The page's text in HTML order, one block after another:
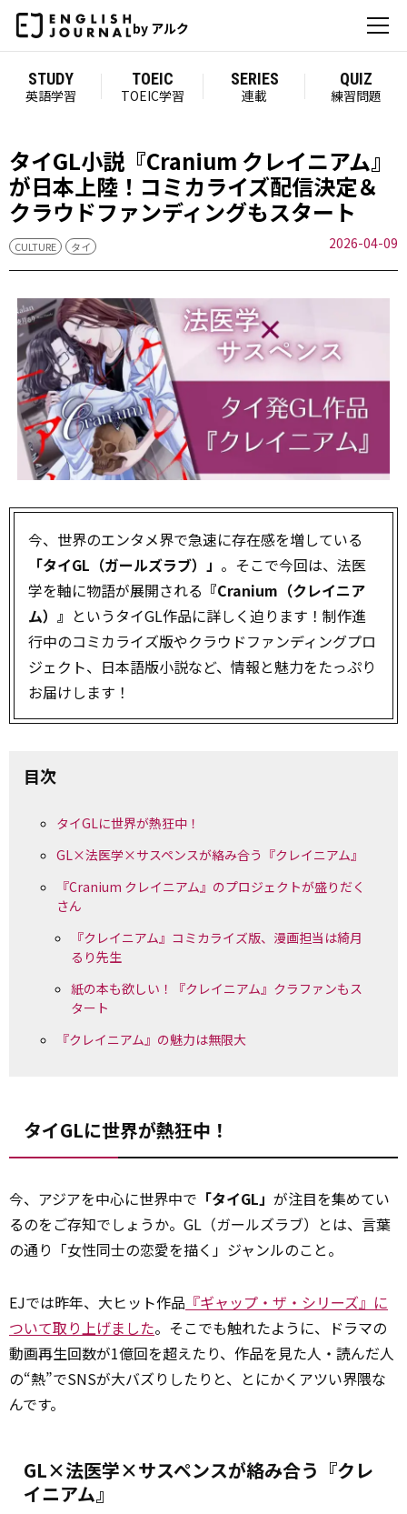
by アルク
STUDY
英語学習
TOEIC
TOEIC学習
SERIES
連載
QUIZ
練習問題
タイGL小説『Cranium クレイニアム』
が日本上陸！コミカライズ配信決定＆
クラウドファンディングもスタート
CULTURE タイ 2026-04-09
今、世界のエンタメ界で急速に存在感を増している
「タイGL（ガールズラブ）」 。そこで今回は、法医
学を軸に物語が展開される 『Cranium（クレイニア
ム）』 というタイGL作品に詳しく迫ります！制作進
行中のコミカライズ版やクラウドファンディングプロ
ジェクト、日本語版小説など、情報と魅力をたっぷり
お届けします！
目次
タイGLに世界が熱狂中！
GL×法医学×サスペンスが絡み合う『クレイニアム』
『Cranium クレイニアム』のプロジェクトが盛りだく
さん
『クレイニアム』コミカライズ版、漫画担当は綺月
るり先生
紙の本も欲しい！『クレイニアム』クラファンもス
タート
『クレイニアム』の魅力は無限大
タイGLに世界が熱狂中！
今、アジアを中心に世界中で 「タイGL」 が注目を集めてい
るのをご存知でしょうか。GL（ガールズラブ）とは、言葉
の通り「女性同士の恋愛を描く」ジャンルのこと。
EJでは昨年、大ヒット作品 『ギャップ・ザ・シリーズ』に
ついて取り上げました。そこでも触れたように、ドラマの
動画再生回数が1億回を超えたり、作品を見た人・読んだ人
の“熱”でSNSが大バズりしたりと、とにかくアツい界隈な
んです。
GL×法医学×サスペンスが絡み合う『クレ
イニアム』